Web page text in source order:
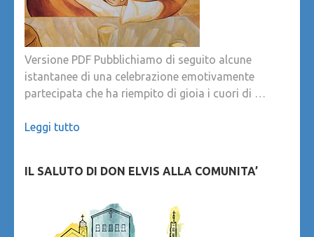
Versione PDF Pubblichiamo di seguito alcune
istantanee di una celebrazione emotivamente
partecipata che ha riempito di gioia i cuori di …
Leggi tutto
IL SALUTO DI DON ELVIS ALLA COMUNITA’